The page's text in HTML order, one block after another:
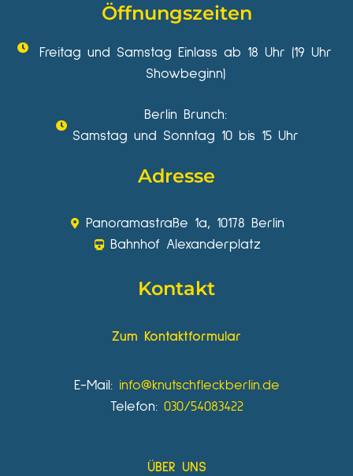
Öffnungszeiten
Freitag und Samstag Einlass ab 18 Uhr (19 Uhr
Showbeginn)
Berlin Brunch:
Samstag und Sonntag 10 bis 15 Uhr
Adresse
Panoramastraße 1a, 10178 Berlin
Bahnhof Alexanderplatz
Kontakt
Zum Kontaktformular
E-Mail: info@knutschfleckberlin.de
Telefon: 030/54083422
ÜBER UNS